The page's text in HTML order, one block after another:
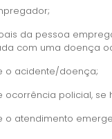
da pessoa
com uma doença
o acidente/doença;
ocorrência policial, se
o atendimento